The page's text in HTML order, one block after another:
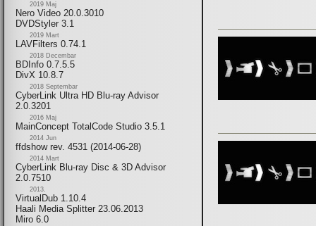
2019 Maj
Nero Video 20.0.3010
DVDStyler 3.1
2019 Mart
LAVFilters 0.74.1
2018 Decembar
BDInfo 0.7.5.5
DivX 10.8.7
2018 Septembar
CyberLink Ultra HD Blu-ray Advisor
2.0.3201
2016 Maj
MainConcept TotalCode Studio 3.5.1
2014 Jun
ffdshow rev. 4531 (2014-06-28)
2014 Mart
CyberLink Blu-ray Disc & 3D Advisor
2.0.7510
2013.
VirtualDub 1.10.4
Haali Media Splitter 23.06.2013
Miro 6.0